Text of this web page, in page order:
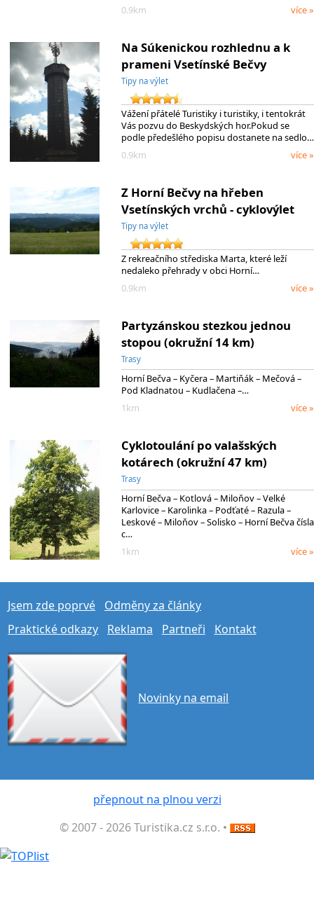
0.9km
více »
Na Súkenickou rozhlednu a k
prameni Vsetínské Bečvy
Tipy na výlet
Vážení přátelé Turistiky i turistiky, i tentokrát
Vás pozvu do Beskydských hor.Pokud se
podle předešlého popisu dostanete na sedlo…
0.9km
více »
Z Horní Bečvy na hřeben
Vsetínských vrchů - cyklovýlet
Tipy na výlet
Z rekreačního střediska Marta, které leží
nedaleko přehrady v obci Horní…
0.9km
více »
Partyzánskou stezkou jednou
stopou (okružní 14 km)
Trasy
Horní Bečva – Kyčera – Martiňák – Mečová –
Pod Kladnatou – Kudlačena –…
1km
více »
Cyklotoulání po valašských
kotárech (okružní 47 km)
Trasy
Horní Bečva – Kotlová – Miloňov – Velké
Karlovice – Karolinka – Podťaté – Razula –
Leskové – Miloňov – Solisko – Horní Bečva čísla
c…
1km
více »
Jsem zde poprvé
Odměny za články
Praktické odkazy
Reklama Partneři Kontakt
Novinky na email
přepnout na plnou verzi
© 2007 - 2026 Turistika.cz s.r.o. •